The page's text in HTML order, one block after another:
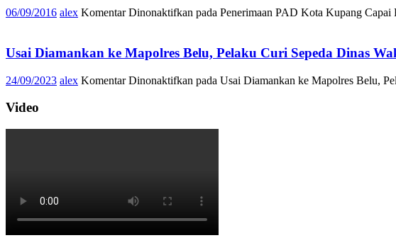
06/09/2016 alex Komentar Dinonaktifkan pada Penerimaan PAD Kota Kupang
Usai Diamankan ke Mapolres Belu, Pelaku Curi Sepeda Dinas
24/09/2023 alex Komentar Dinonaktifkan pada Usai Diamankan ke Mapolres Belu,
Video